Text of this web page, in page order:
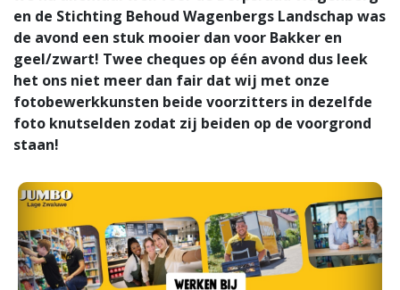
en de Stichting Behoud Wagenbergs Landschap was
de avond een stuk mooier dan voor Bakker en
geel/zwart! Twee cheques op één avond dus leek
het ons niet meer dan fair dat wij met onze
fotobewerkkunsten beide voorzitters in dezelfde
foto knutselden zodat zij beiden op de voorgrond
staan!